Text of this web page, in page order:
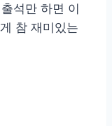
석만 하면 이
참 재미있는